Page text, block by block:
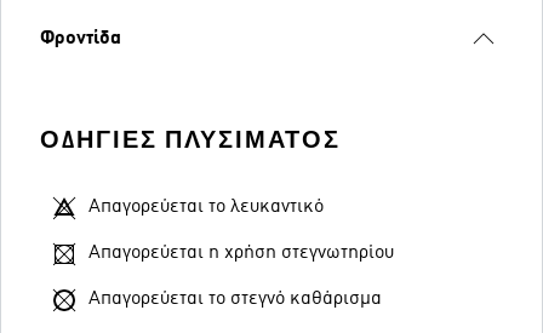
Φροντίδα
ΟΔΗΓΊΕΣ ΠΛΥΣΊΜΑΤΟΣ
Απαγορεύεται το λευκαντικό
Απαγορεύεται η χρήση στεγνωτηρίου
Απαγορεύεται το στεγνό καθάρισμα